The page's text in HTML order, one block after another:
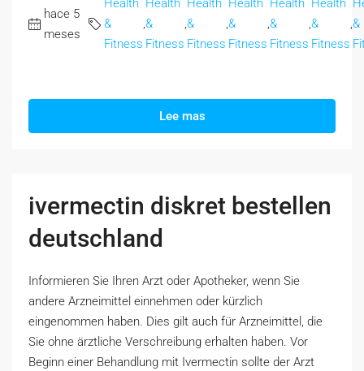
hace 5
meses
Health
&
Fitness
,
Health
&
Fitness
,
Health
&
Fitness
,
Health
&
Fitness
,
Health
&
Fitness
,
Health
&
Fitness
,&
Lee mas
ivermectin diskret bestellen
deutschland
Informieren Sie Ihren Arzt oder Apotheker, wenn Sie
andere Arzneimittel einnehmen oder kürzlich
eingenommen haben. Dies gilt auch für Arzneimittel, die
Sie ohne ärztliche Verschreibung erhalten haben. Vor
Beginn einer Behandlung mit Ivermectin sollte der Arzt